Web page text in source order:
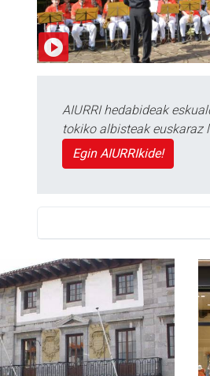
AIURRI hedabideak
tokiko albisteak euskaraz
Egin AIURRIkide!